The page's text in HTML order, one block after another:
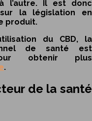
l’autre. Il est donc
la législation en
produit.
du CBD, la
de santé est
obtenir plus
.
de la santé